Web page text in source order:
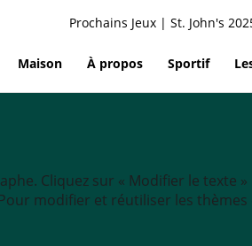
Prochains Jeux | St. John's
Maison À propos Sportif
Cliquez sur « Modifier le texte
modifier et réutiliser les thèmes